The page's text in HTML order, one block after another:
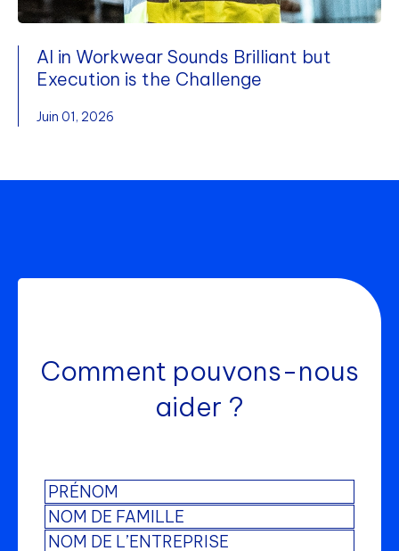
AI in Workwear Sounds Brilliant but
Execution is the Challenge
Juin 01, 2026
Comment pouvons-nous
aider ?